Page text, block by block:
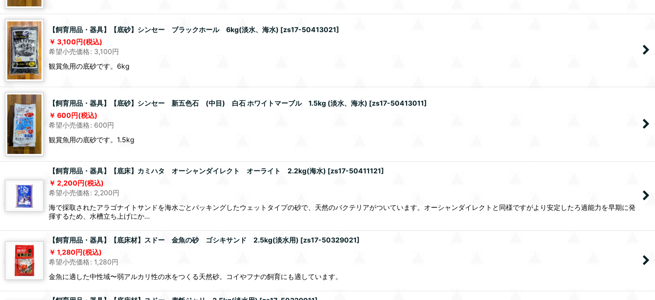
【飼育用品・器具】【底砂】シンセー ブラックホール 6kg(淡水、海水) [zs17-50413021]
3,100円(税込)
希望小売価格: 3,100円
観賞魚用の底砂です。6kg
【飼育用品・器具】【底砂】シンセー 新五色石 (中目) 白石 ホワイトマーブル 1.5kg (淡水、海水) [zs17-50413011]
600円(税込)
希望小売価格: 600円
観賞魚用の底砂です。1.5kg
【飼育用品・器具】【底床】カミハタ オーシャンダイレクト オーライト 2.2kg(海水) [zs17-50411121]
2,200円(税込)
希望小売価格: 2,200円
海で採取されたアラゴナイトサンドを海水ごとパッキングしたウェットタイプの砂で、天然のバクテリアがついています。オーシャンダイレクトと同様ですがより安定したろ過能力を早期に発
揮するため、水槽立ち上げにか…
【飼育用品・器具】【底床材】スドー 金魚の砂 ゴシキサンド 2.5kg(淡水用) [zs17-50329021]
1,280円(税込)
希望小売価格: 1,280円
金魚に適した中性域〜弱アルカリ性の水をつくる天然砂。コイやフナの飼育にも適しています。